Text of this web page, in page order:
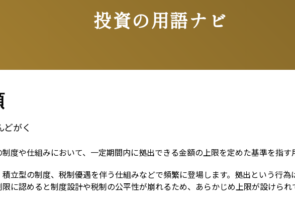
投資の用語ナビ
どがく
度や仕組みにおいて、一定期間内に拠出できる金額の上限を定めた基準を指す
立型の制度、税制優遇を伴う仕組みなどで頻繁に登場します。拠出という行
に認めると制度設計や税制の公平性が崩れるため、あらかじめ上限が設けら